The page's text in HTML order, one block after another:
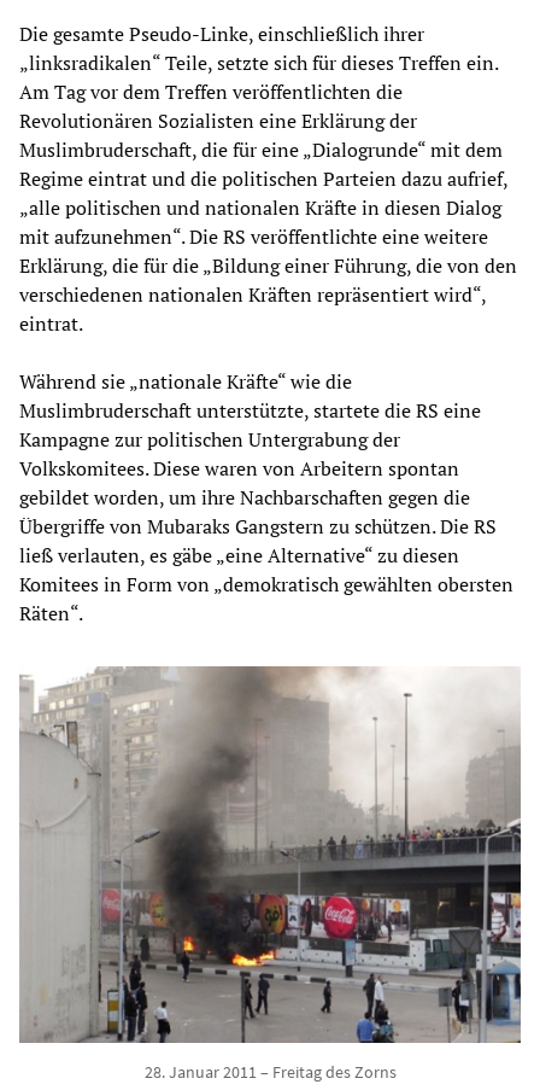
Die gesamte Pseudo-Linke, einschließlich ihrer
„linksradikalen“ Teile, setzte sich für dieses Treffen ein.
Am Tag vor dem Treffen veröffentlichten die
Revolutionären Sozialisten eine Erklärung der
Muslimbruderschaft, die für eine „Dialogrunde“ mit dem
Regime eintrat und die politischen Parteien dazu aufrief,
„alle politischen und nationalen Kräfte in diesen Dialog
mit aufzunehmen“. Die RS veröffentlichte eine weitere
Erklärung, die für die „Bildung einer Führung, die von den
verschiedenen nationalen Kräften repräsentiert wird“,
eintrat.
Während sie „nationale Kräfte“ wie die
Muslimbruderschaft unterstützte, startete die RS eine
Kampagne zur politischen Untergrabung der
Volkskomitees. Diese waren von Arbeitern spontan
gebildet worden, um ihre Nachbarschaften gegen die
Übergriffe von Mubaraks Gangstern zu schützen. Die RS
ließ verlauten, es gäbe „eine Alternative“ zu diesen
Komitees in Form von „demokratisch gewählten obersten
Räten“.
28. Januar 2011 – Freitag des Zorns